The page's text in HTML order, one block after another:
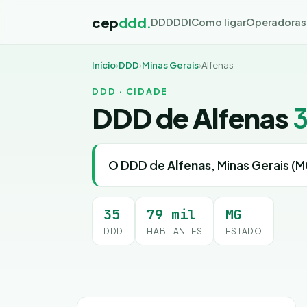
cepddd.DDDDDIComo ligarOperadoras
Início›DDD›Minas Gerais›Alfenas
DDD · CIDADE
DDD de Alfenas
O DDD deAlfenas, Minas Gerais
35
DDD
79 mil
HABITANTES
MG
ESTADO